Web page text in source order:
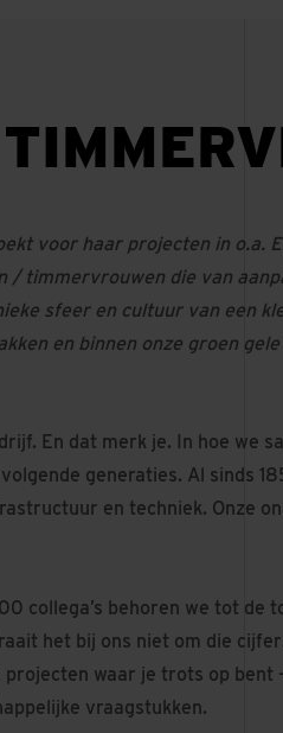
voor haar projecten in o.a.
/ timmervrouwen die van
sfeer en cultuur van een
en binnen onze groen
En dat merk je. In hoe we
generaties. Al sinds
en techniek. Onze
collega’s behoren we tot de
het bij ons niet om die
projecten waar je trots op bent
vraagstukken.